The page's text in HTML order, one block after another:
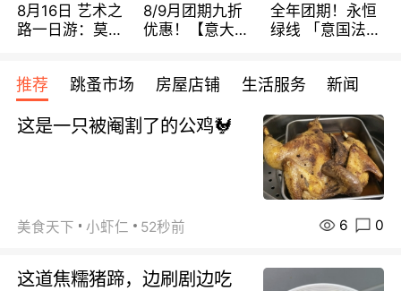
8月16日 艺术之
路一日游：莫奈
8/9月团期九折
优惠！【意大利
所有日期铁发！
108欧/天起 全程
全年团期！永恒
绿线 「意国法
欧/天起 ~包拼房
推荐 跳蚤市场 房屋店铺 生活服务 新闻
这是一只被阉割了的公鸡🐓
美食天下 小虾仁 52秒前 6 0
这道焦糯猪蹄，边刷剧边吃